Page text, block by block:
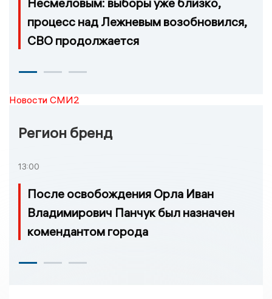
процесс над Лежневым возобновился,
СВО продолжается
Новости СМИ2
Регион бренд
13:00
После освобождения Орла Иван
Владимирович Панчук был назначен
комендантом города